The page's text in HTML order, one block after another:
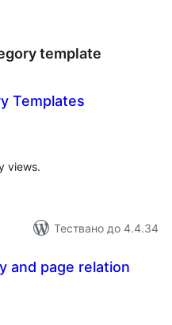
template
Templates
views.
Тествано до 4.4.34
and page relation